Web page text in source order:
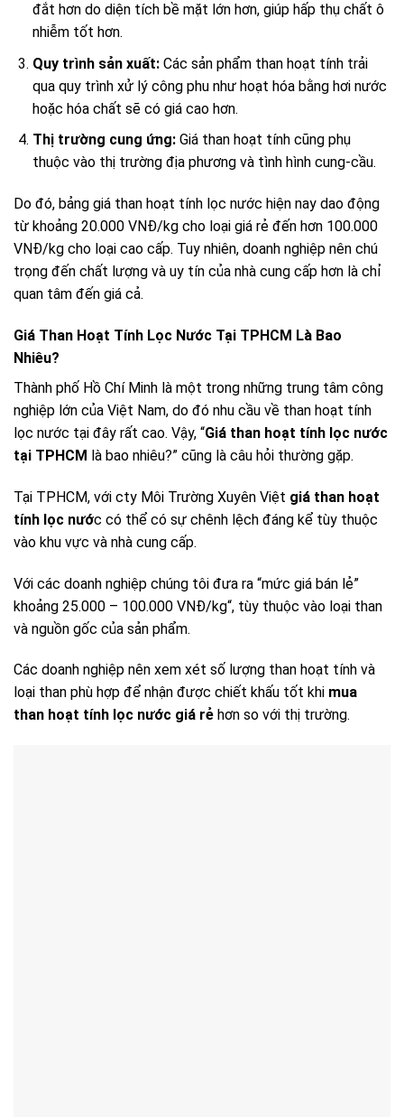
đắt hơn do diện tích bề mặt lớn hơn, giúp hấp thụ chất ô
nhiễm tốt hơn.
Quy trình sản xuất:Các sản phẩm than hoạt tính trải
qua quy trình xử lý công phu như hoạt hóa bằng hơi nước
hoặc hóa chất sẽ có giá cao hơn.
Thị trường cung ứng:Giá than hoạt tính cũng phụ
thuộc vào thị trường địa phương và tình hình cung-cầu.
Do đó, bảng giá than hoạt tính lọc nước hiện nay dao động
từ khoảng 20.000 VNĐ/kg cho loại giá rẻ đến hơn 100.000
VNĐ/kg cho loại cao cấp. Tuy nhiên, doanh nghiệp nên chú
trọng đến chất lượng và uy tín của nhà cung cấp hơn là chỉ
quan tâm đến giá cả.
Giá Than Hoạt Tính Lọc Nước Tại TPHCM Là Bao
Nhiêu?
Thành phố Hồ Chí Minh là một trong những trung tâm công
nghiệp lớn của Việt Nam, do đó nhu cầu về than hoạt tính
lọc nước tại đây rất cao. Vậy, “Giá than hoạt tính lọc nước
tại TPHCM là bao nhiêu?” cũng là câu hỏi thường gặp.
Tại TPHCM, với cty Môi Trường Xuyên Việt giá than hoạt
tính lọc nước có thể có sự chênh lệch đáng kể tùy thuộc
vào khu vực và nhà cung cấp.
Với các doanh nghiệp chúng tôi đưa ra “mức giá bán lẻ”
khoảng 25.000 – 100.000 VNĐ/kg“, tùy thuộc vào loại than
và nguồn gốc của sản phẩm.
Các doanh nghiệp nên xem xét số lượng than hoạt tính và
loại than phù hợp để nhận được chiết khấu tốt khi mua
than hoạt tính lọc nước giá rẻ hơn so với thị trường.